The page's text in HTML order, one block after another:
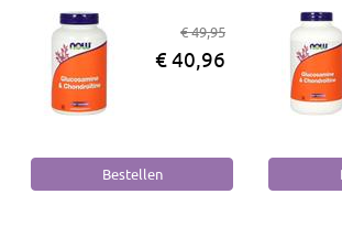
€ 49,95
€ 40,96